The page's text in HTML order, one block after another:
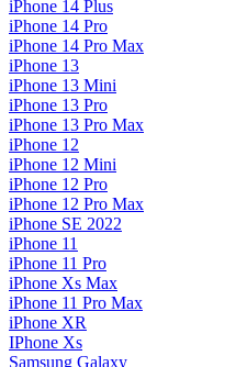
iPhone 14 Plus
iPhone 14 Pro
iPhone 14 Pro Max
iPhone 13
iPhone 13 Mini
iPhone 13 Pro
iPhone 13 Pro Max
iPhone 12
iPhone 12 Mini
iPhone 12 Pro
iPhone 12 Pro Max
iPhone SE 2022
iPhone 11
iPhone 11 Pro
iPhone Xs Max
iPhone 11 Pro Max
iPhone XR
IPhone Xs
Samsung Galaxy